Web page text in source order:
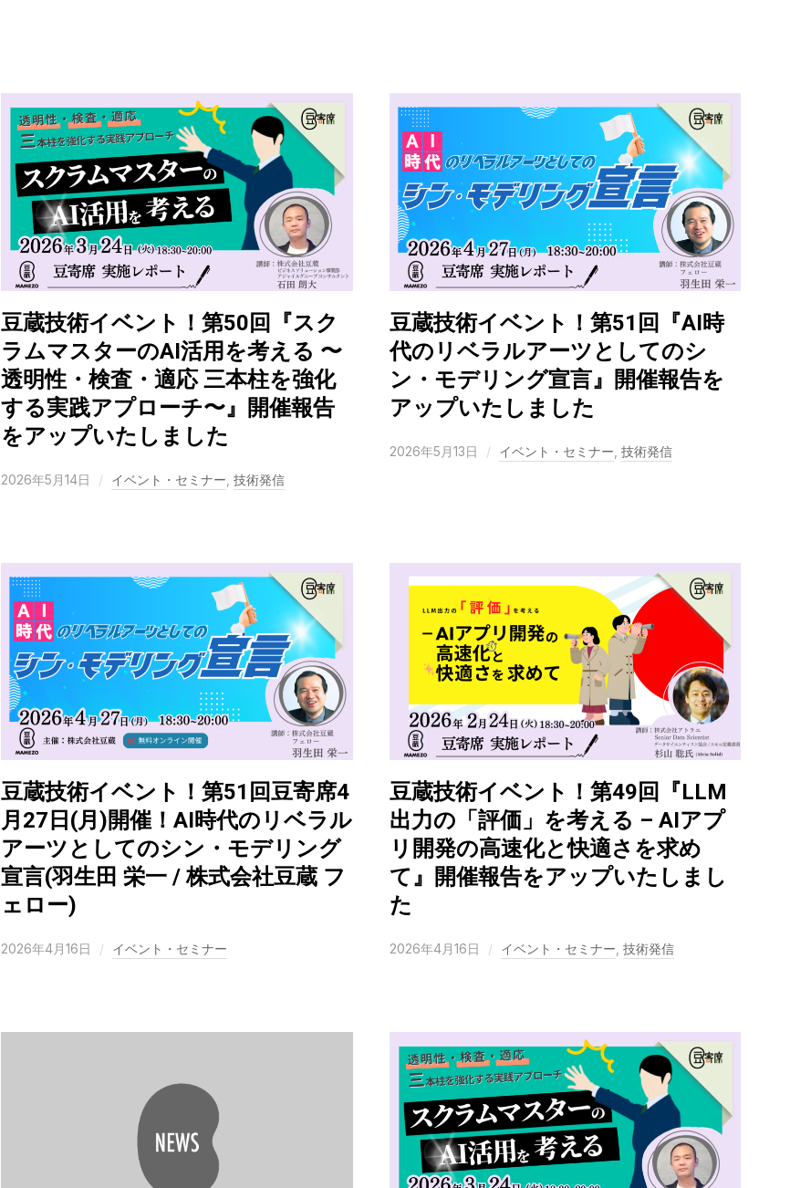
豆蔵技術イベント！第50回『スク
ラムマスターのAI活用を考える 〜
透明性・検査・適応 三本柱を強化
する実践アプローチ〜』開催報告
をアップいたしました
2026年5月14日 イベント・セミナー ,技術発信
豆蔵技術イベント！第51回『AI時
代のリベラルアーツとしてのシ
ン・モデリング宣言』開催報告を
アップいたしました
2026年5月13日 イベント・セミナー 技術発信
豆蔵技術イベント！第51回豆寄席4
月27日(月)開催！AI時代のリベラル
アーツとしてのシン・モデリング
宣言(羽生田 栄一 / 株式会社豆蔵 フ
ェロー)
2026年4月16日 イベント・セミナー
豆蔵技術イベント！第49回『LLM
出力の「評価」を考える – AIアプ
リ開発の高速化と快適さを求め
て』開催報告をアップいたしまし
た
2026年4月16日 イベント・セミナー 技術発信